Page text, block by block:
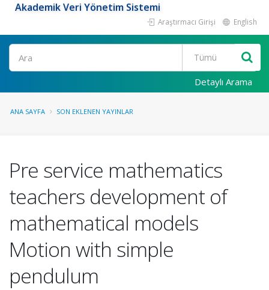
Akademik Veri Yönetim Sistemi
Araştırmacı Girişi English
Ara
Detaylı Arama
ANA SAYFA SON EKLENEN YAYINLAR
Pre service mathematics
teachers development of
mathematical models
Motion with simple
pendulum